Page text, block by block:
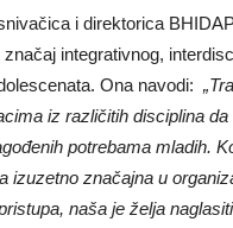
i direktorica
integrativnog,
Ona navodi:
iz različitih disciplina
potrebama mladih.
izuzetno značajna u
naša je želja